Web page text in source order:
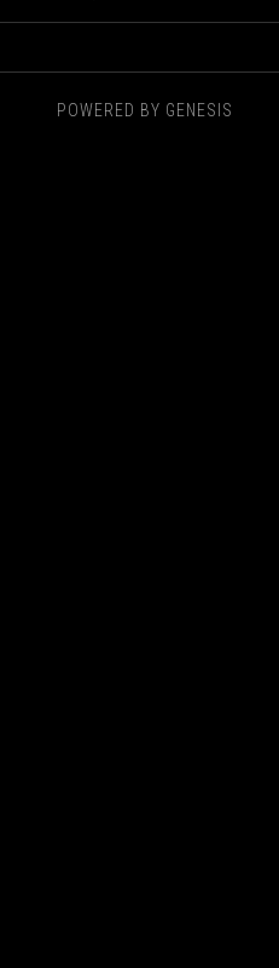
POWERED BY GENESIS